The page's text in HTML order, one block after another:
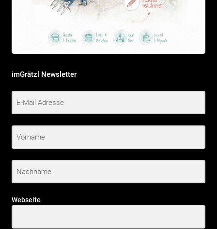
imGrätzl Newsletter
Webseite